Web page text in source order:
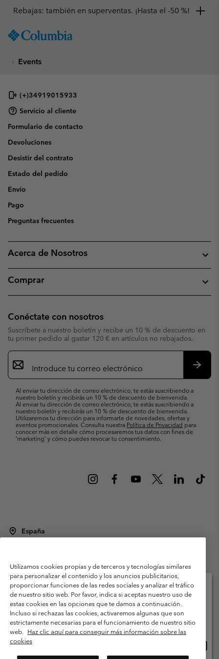
TO
SKIP
NAV
SKIP
SEARCH
Rebajas: también en superventas. ¡Hasta el -50 %!
Events
(+)34919015933
Servicio al cliente
Formulario de contacto
Devoluciones
Desistir del contrato
Estado del pedido
Envío
Pago
Preguntas frecuentes
Acerca de Nosotros
Comprar
Conéctate con nosotros
Suscríbete a nuestro boletín y recibe un 10 % de descuento en
tu primer pedido al gastar 120 € en artículos no rebajados.
Suscripción
de
correo
Al enviar tu dirección de correo electrónico, te estás suscribiendo a
nuestro boletín y recibirás un 10 % de descuento de bienvenida.
Al enviar tu dirección de correo electrónico, te estás suscribiendo a
nuestro boletín y recibirás un 10 % de descuento de bienvenida.
Utilizaremos tu dirección para informarte de novedades, ofertas y
eventos promocionales. Consulta nuestra Política de Privacidad para
conocer más en detalle cómo procesaremos tus datos con fines de
’marketing’ y cómo puedes revocar tu consentimiento.
España
Condiciones de uso
Terminos de Venta
Garantía
Política de Privacidad
Términos y condiciones del programa de miembros
Términos De Uso Del Contenido Generado Por Los Usuarios
Impressum
Cookies Public CBCR
Utilizamos cookies propias y de terceros y tecnologías similares
para personalizar el contenido y los anuncios publicitarios,
proporcionar funciones de las redes sociales y analizar el tráfico
de nuestro sitio web. Por favor, indica si aceptas nuestro uso de
estas cookies en las opciones que te damos a continuación.
Incluso si rechazas las cookies, activaremos algunas que son
estrictamente necesarias para el funcionamiento de nuestro sitio
web. Haz clic aquí para conseguir más información sobre las
cookies
Selecciona tu país e idioma envío
Compras en línea disponibles